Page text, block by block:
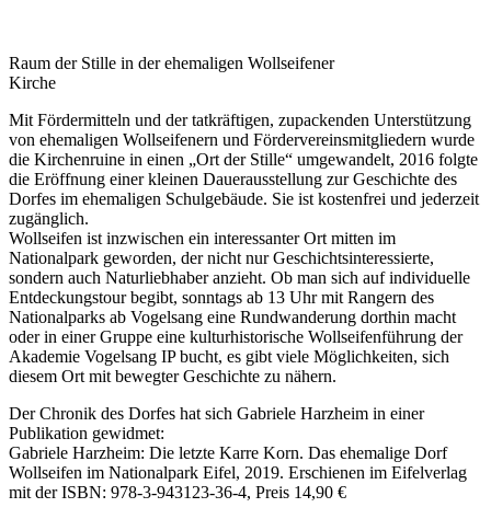
Raum der Stille in der ehemaligen Wollseifener
Kirche
Mit Fördermitteln und der tatkräftigen, zupackenden Unterstützung
von ehemaligen Wollseifenern und Fördervereinsmitgliedern wurde
die Kirchenruine in einen „Ort der Stille“ umgewandelt, 2016 folgte
die Eröffnung einer kleinen Dauerausstellung zur Geschichte des
Dorfes im ehemaligen Schulgebäude. Sie ist kostenfrei und jederzeit
zugänglich.
Wollseifen ist inzwischen ein interessanter Ort mitten im
Nationalpark geworden, der nicht nur Geschichtsinteressierte,
sondern auch Naturliebhaber anzieht. Ob man sich auf individuelle
Entdeckungstour begibt, sonntags ab 13 Uhr mit Rangern des
Nationalparks ab Vogelsang eine Rundwanderung dorthin macht
oder in einer Gruppe eine kulturhistorische Wollseifenführung der
Akademie Vogelsang IP bucht, es gibt viele Möglichkeiten, sich
diesem Ort mit bewegter Geschichte zu nähern.
Der Chronik des Dorfes hat sich Gabriele Harzheim in einer
Publikation gewidmet:
Gabriele Harzheim: Die letzte Karre Korn. Das ehemalige Dorf
Wollseifen im Nationalpark Eifel, 2019. Erschienen im Eifelverlag
mit der ISBN: 978-3-943123-36-4, Preis 14,90 €